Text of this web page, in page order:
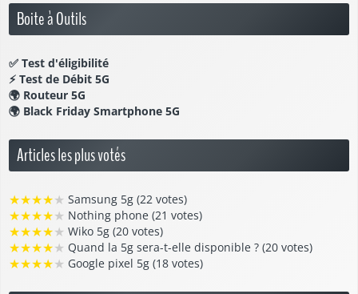
Boite à Outils
✅ Test d'éligibilité
⚡ Test de Débit 5G
🌍 Routeur 5G
🌍 Black Friday Smartphone 5G
Articles les plus votés
★★★★★ Samsung 5g (22 votes)
★★★★★ Nothing phone (21 votes)
★★★★★ Wiko 5g (20 votes)
★★★★★ Quand la 5g sera-t-elle disponible ? (20 votes)
★★★★★ Google pixel 5g (18 votes)